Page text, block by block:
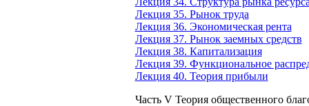
Лекция 35. Рынок труда
Лекция 36. Экономическая рента
Лекция 37. Рынок заемных средств
Лекция 38. Капитализация
Лекция 39. Функциональное
Лекция 40. Теория прибыли
Часть V Теория общественного